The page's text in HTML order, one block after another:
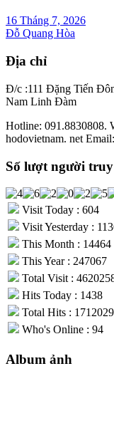
16 Tháng 7, 2026
Đỗ Quang Hòa
Địa chỉ
Đ/c :111 Đặng Tiến
Nam Linh Đàm
Hotline: 091.8830808.
hodovietnam. net
Số lượt người
Visit Today : 604
Visit Yesterday :
This Month : 14464
This Year : 247067
Total Visit :
Hits Today : 1438
Total Hits : 1712029
Who's Online : 94
Album ảnh